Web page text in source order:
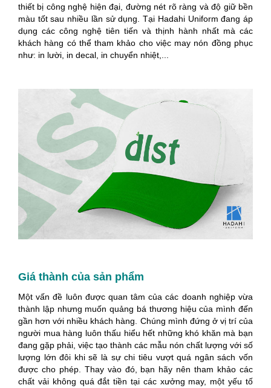
thiết bị công nghệ hiện đại, đường nét rõ ràng và độ giữ bền
màu tốt sau nhiều lần sử dụng. Tại Hadahi Uniform đang áp
dụng các công nghệ tiên tiến và thịnh hành nhất mà các
khách hàng có thể tham khảo cho việc may nón đồng phục
như: in lười, in decal, in chuyển nhiệt,...
Giá thành của sản phẩm
Một vấn đề luôn được quan tâm của các doanh nghiệp vừa
thành lập nhưng muốn quảng bá thương hiệu của mình đến
gần hơn với nhiều khách hàng. Chúng mình đứng ở vị trí của
người mua hàng luôn thấu hiểu hết những khó khăn mà bạn
đang gặp phải, việc tạo thành các mẫu nón chất lượng với số
lượng lớn đôi khi sẽ là sự chi tiêu vượt quá ngân sách vốn
được cho phép. Thay vào đó, bạn hãy nên tham khảo các
chất vải không quá đắt tiền tại các xưởng may, một yếu tố